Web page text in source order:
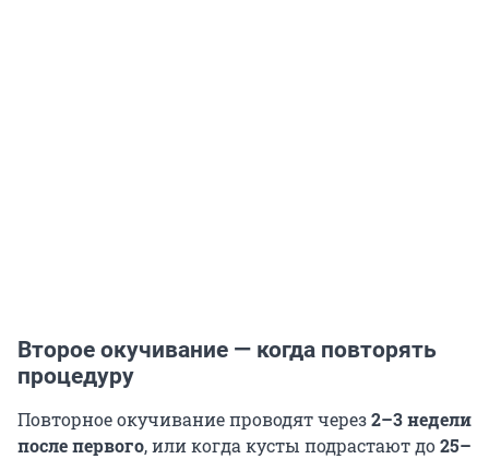
Второе окучивание — когда повторять
процедуру
Повторное окучивание проводят через2–3 недели
после первого, или когда кусты подрастают до25–